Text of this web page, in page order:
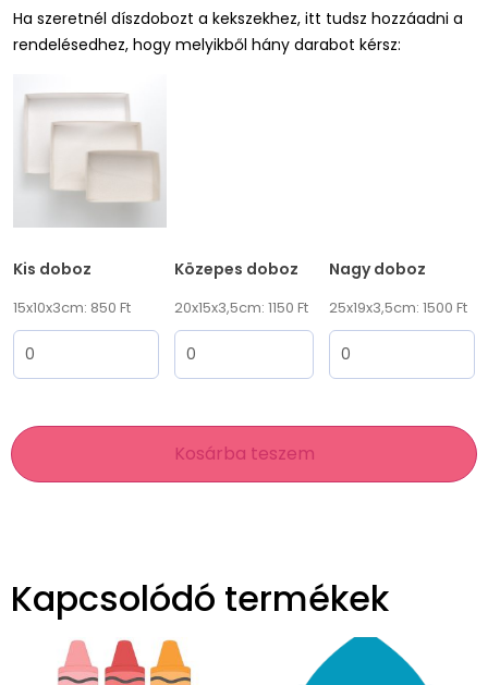
Ha szeretnél díszdobozt a kekszekhez, itt tudsz hozzáadni a
rendelésedhez, hogy melyikből hány darabot kérsz:
Kis doboz
15x10x3cm: 850 Ft
Közepes doboz
20x15x3,5cm: 1150 Ft
Nagy doboz
25x19x3,5cm: 1500 Ft
Kosárba teszem
Kapcsolódó termékek